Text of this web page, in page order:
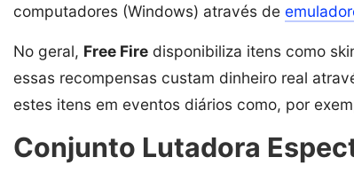
computadores (Windows) através de
No geral, Free Fire disponibiliza itens como
essas recompensas custam dinheiro real
estes itens em eventos diários como, por
Conjunto Lutadora